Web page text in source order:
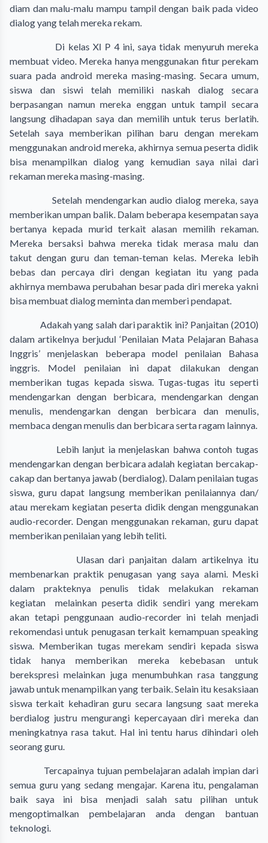
diam dan malu-malu mampu tampil dengan baik pada video
dialog yang telah mereka rekam.
Di kelas XI P 4 ini, saya tidak menyuruh mereka
membuat video. Mereka hanya menggunakan fitur perekam
suara pada android mereka masing-masing. Secara umum,
siswa dan siswi telah memiliki naskah dialog secara
berpasangan namun mereka enggan untuk tampil secara
langsung dihadapan saya dan memilih untuk terus berlatih.
Setelah saya memberikan pilihan baru dengan merekam
menggunakan android mereka, akhirnya semua peserta didik
bisa menampilkan dialog yang kemudian saya nilai dari
rekaman mereka masing-masing.
Setelah mendengarkan audio dialog mereka, saya
memberikan umpan balik. Dalam beberapa kesempatan saya
bertanya kepada murid terkait alasan memilih rekaman.
Mereka bersaksi bahwa mereka tidak merasa malu dan
takut dengan guru dan teman-teman kelas. Mereka lebih
bebas dan percaya diri dengan kegiatan itu yang pada
akhirnya membawa perubahan besar pada diri mereka yakni
bisa membuat dialog meminta dan memberi pendapat.
Adakah yang salah dari paraktik ini? Panjaitan (2010)
dalam artikelnya berjudul ‘Penilaian Mata Pelajaran Bahasa
Inggris’ menjelaskan beberapa model penilaian Bahasa
inggris. Model penilaian ini dapat dilakukan dengan
memberikan tugas kepada siswa. Tugas-tugas itu seperti
mendengarkan dengan berbicara, mendengarkan dengan
menulis, mendengarkan dengan berbicara dan menulis,
membaca dengan menulis dan berbicara serta ragam lainnya.
Lebih lanjut ia menjelaskan bahwa contoh tugas
mendengarkan dengan berbicara adalah kegiatan bercakap-
cakap dan bertanya jawab (berdialog). Dalam penilaian tugas
siswa, guru dapat langsung memberikan penilaiannya dan/
atau merekam kegiatan peserta didik dengan menggunakan
audio-recorder. Dengan menggunakan rekaman, guru dapat
memberikan penilaian yang lebih teliti.
Ulasan dari panjaitan dalam artikelnya itu
membenarkan praktik penugasan yang saya alami. Meski
dalam prakteknya penulis tidak melakukan rekaman
kegiatan melainkan peserta didik sendiri yang merekam
akan tetapi penggunaan audio-recorder ini telah menjadi
rekomendasi untuk penugasan terkait kemampuan speaking
siswa. Memberikan tugas merekam sendiri kepada siswa
tidak hanya memberikan mereka kebebasan untuk
berekspresi melainkan juga menumbuhkan rasa tanggung
jawab untuk menampilkan yang terbaik. Selain itu kesaksiaan
siswa terkait kehadiran guru secara langsung saat mereka
berdialog justru mengurangi kepercayaan diri mereka dan
meningkatnya rasa takut. Hal ini tentu harus dihindari oleh
seorang guru.
Tercapainya tujuan pembelajaran adalah impian dari
semua guru yang sedang mengajar. Karena itu, pengalaman
baik saya ini bisa menjadi salah satu pilihan untuk
mengoptimalkan pembelajaran anda dengan bantuan
teknologi.